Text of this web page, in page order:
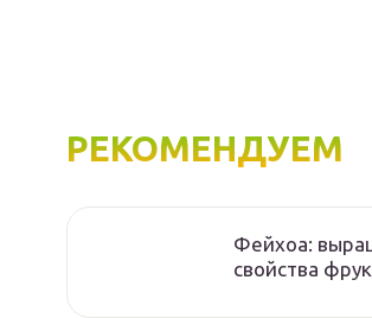
РЕКОМЕНДУЕМ
Фейхоа:
свойства